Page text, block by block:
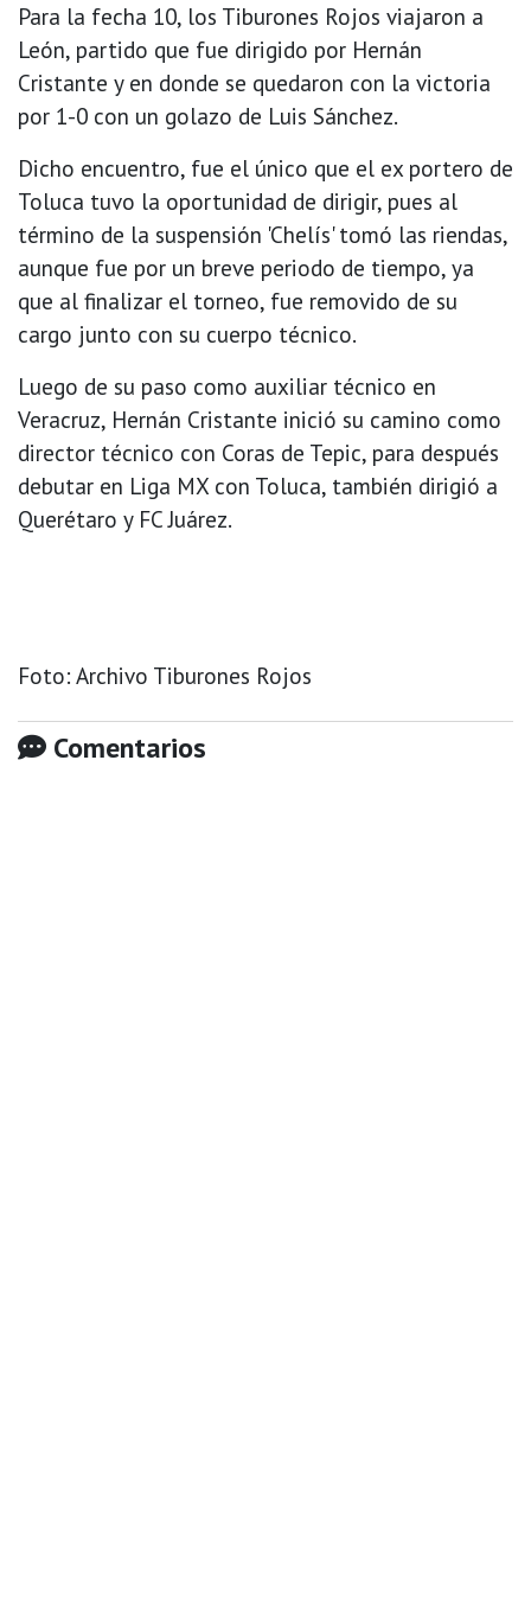
Para la fecha 10, los Tiburones Rojos viajaron a
León, partido que fue dirigido por Hernán
Cristante y en donde se quedaron con la victoria
por 1-0 con un golazo de Luis Sánchez.
Dicho encuentro, fue el único que el ex portero de
Toluca tuvo la oportunidad de dirigir, pues al
término de la suspensión 'Chelís' tomó las riendas,
aunque fue por un breve periodo de tiempo, ya
que al finalizar el torneo, fue removido de su
cargo junto con su cuerpo técnico.
Luego de su paso como auxiliar técnico en
Veracruz, Hernán Cristante inició su camino como
director técnico con Coras de Tepic, para después
debutar en Liga MX con Toluca, también dirigió a
Querétaro y FC Juárez.
Foto: Archivo Tiburones Rojos
Comentarios